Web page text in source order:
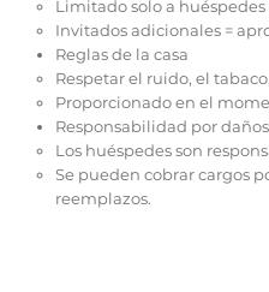
Limitado solo a huéspedes
Invitados adicionales =
Reglas de la casa
Respetar el ruido, el
Proporcionado en el
Responsabilidad por daños
Los huéspedes son
Se pueden cobrar cargos
reemplazos.